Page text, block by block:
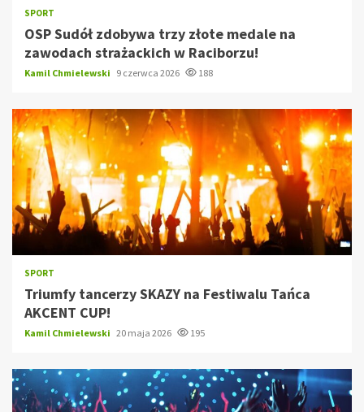
SPORT
OSP Sudół zdobywa trzy złote medale na
zawodach strażackich w Raciborzu!
Kamil Chmielewski 9 czerwca 2026 188
SPORT
Triumfy tancerzy SKAZY na Festiwalu Tańca
AKCENT CUP!
Kamil Chmielewski 20 maja 2026 195